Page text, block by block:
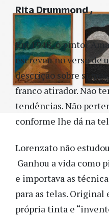
Em 1948, o pintor
escreveu no verso de
descrição sobre si
franco atirador. Não
tendências. Não
conforme lhe dá na
Lorenzato não
Ganhou a vida como
e importava as
para as telas.
própria tinta e
Rita Drummond